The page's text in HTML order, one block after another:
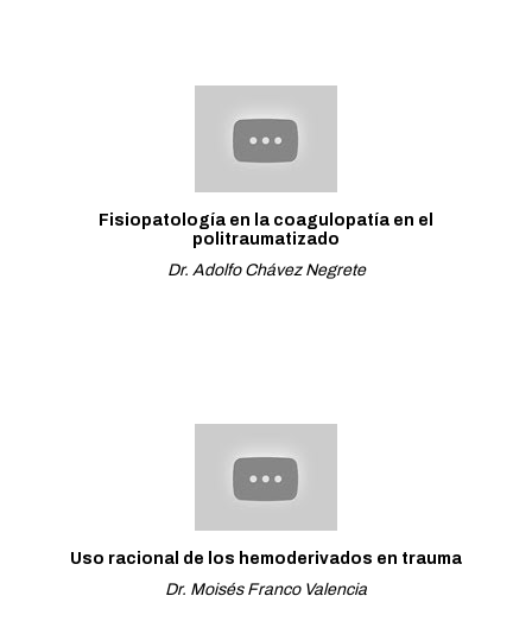
Fisiopatología en la coagulopatía en el
politraumatizado
Dr. Adolfo Chávez Negrete
Uso racional de los hemoderivados en trauma
Dr. Moisés Franco Valencia